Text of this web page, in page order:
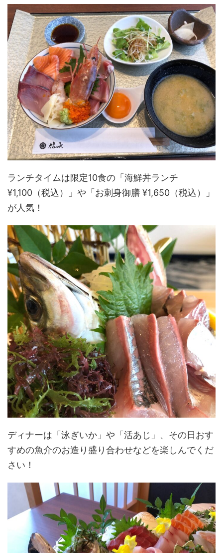
ランチタイムは限定10食の「海鮮丼ランチ
¥1,100（税込）」や「お刺身御膳 ¥1,650（税込）」
が人気！
ディナーは「泳ぎいか」や「活あじ」、その日おす
すめの魚介のお造り盛り合わせなどを楽しんでくだ
さい！